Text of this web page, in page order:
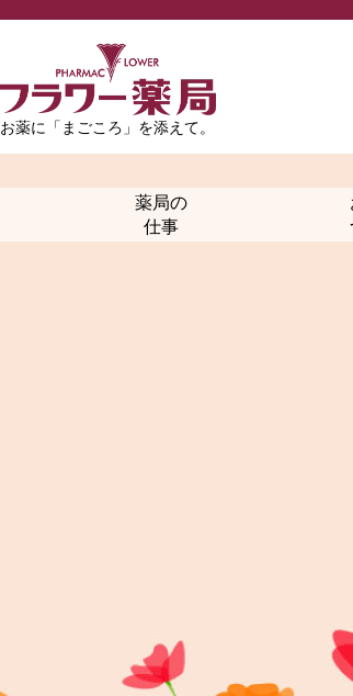
お薬に「まごころ」を添えて。
薬局の
仕事